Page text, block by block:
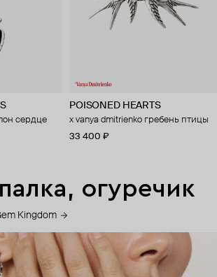
сердце
POISONED HEARTS
x vanya dmitrienko гребень птицы
33 400 ₽
огуречик
Kingdom